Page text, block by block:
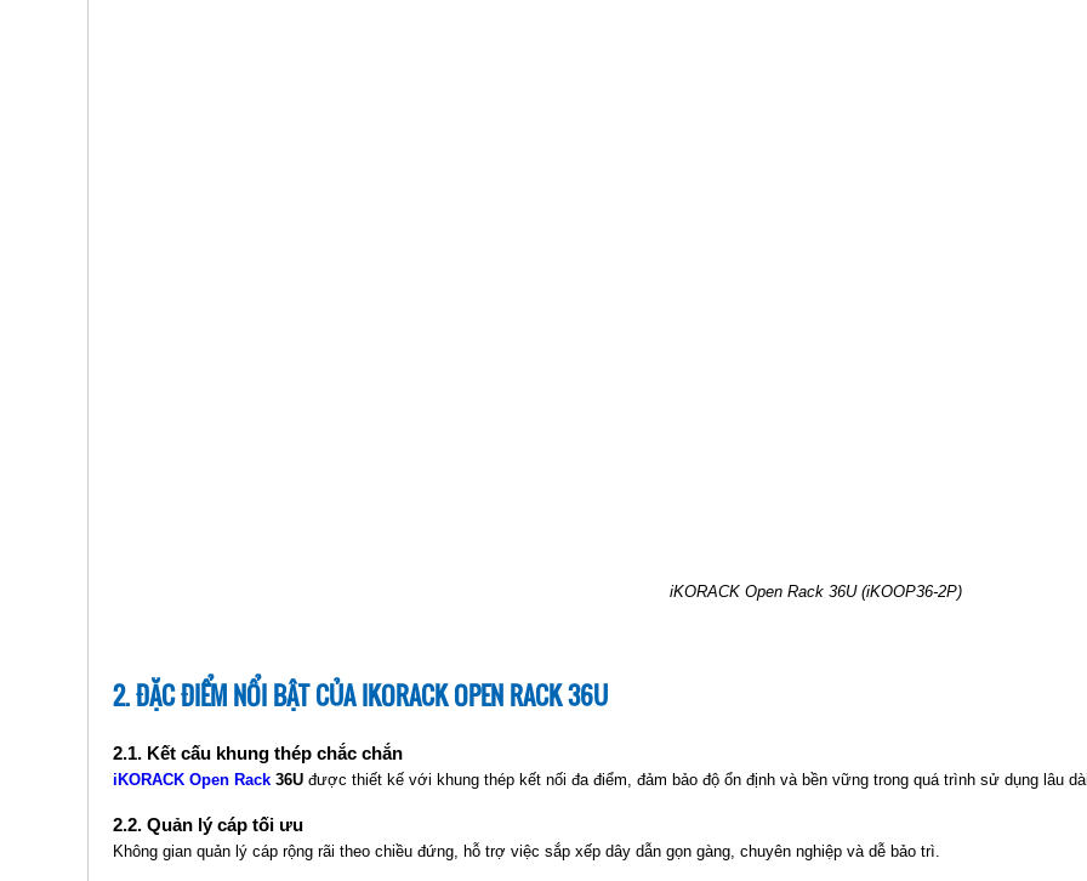
iKORACK Open Rack 36U (iKOOP36-2P)
2. ĐẶC ĐIỂM NỔI BẬT CỦA IKORACK OPEN RACK 36U
2.1. Kết cấu khung thép chắc chắn
iKORACK Open Rack 36U được thiết kế với khung thép kết nối đa điểm, đảm bảo độ ổn định và bền vững trong quá trình sử dụng lâu
2.2. Quản lý cáp tối ưu
Không gian quản lý cáp rộng rãi theo chiều đứng, hỗ trợ việc sắp xếp dây dẫn gọn gàng, chuyên nghiệp và dễ bảo trì.